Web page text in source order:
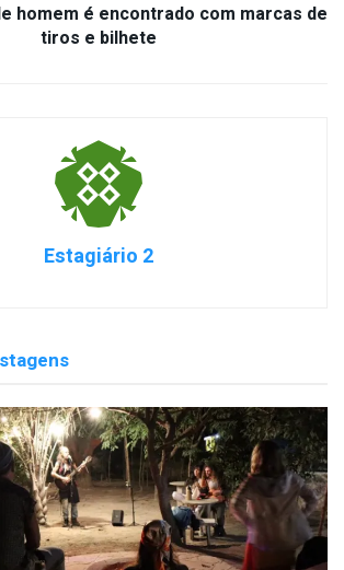
homem é encontrado com marcas de
tiros e bilhete
Estagiário 2